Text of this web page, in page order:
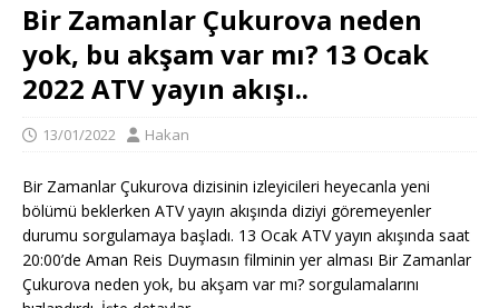
Bir Zamanlar Çukurova neden
yok, bu akşam var mı? 13 Ocak
2022 ATV yayın akışı..
13/01/2022 Hakan
Bir Zamanlar Çukurova dizisinin izleyicileri heyecanla yeni
bölümü beklerken ATV yayın akışında diziyi göremeyenler
durumu sorgulamaya başladı. 13 Ocak ATV yayın akışında saat
20:00’de Aman Reis Duymasın filminin yer alması Bir Zamanlar
Çukurova neden yok, bu akşam var mı? sorgulamalarını